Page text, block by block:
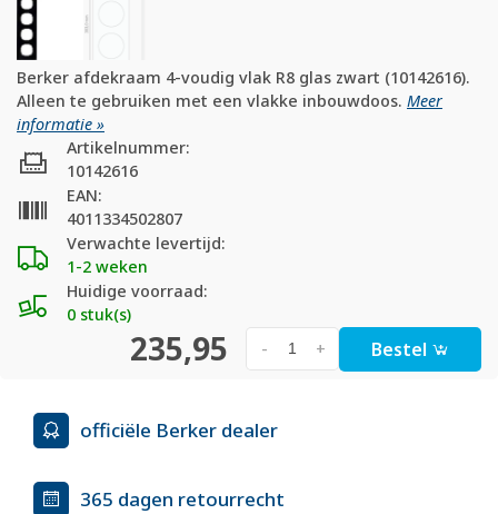
Berker afdekraam 4-voudig vlak R8 glas zwart (10142616).
Alleen te gebruiken met een vlakke inbouwdoos. Meer
informatie »
Verwachte levertijd:
1-2 weken
Huidige voorraad:
0 stuk(s)
Artikelnummer:
10142616
EAN:
4011334502807
235,95 +
- Bestel
officiële Berker dealer
365 dagen retourrecht